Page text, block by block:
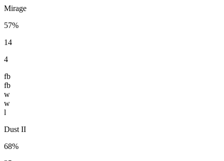
Mirage
57%
14
4
fb
fb
w
w
l
Dust II
68%